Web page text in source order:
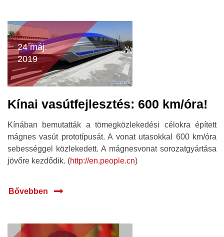
24 máj.
2019
Kínai vasútfejlesztés: 600 km/óra!
Kínában bemutatták a tömegközlekedési célokra épített
mágnes vasút prototípusát. A vonat utasokkal 600 km/óra
sebességgel közlekedett. A mágnesvonat sorozatgyártása
jövőre kezdődik. (http://en.people.cn)
Bővebben